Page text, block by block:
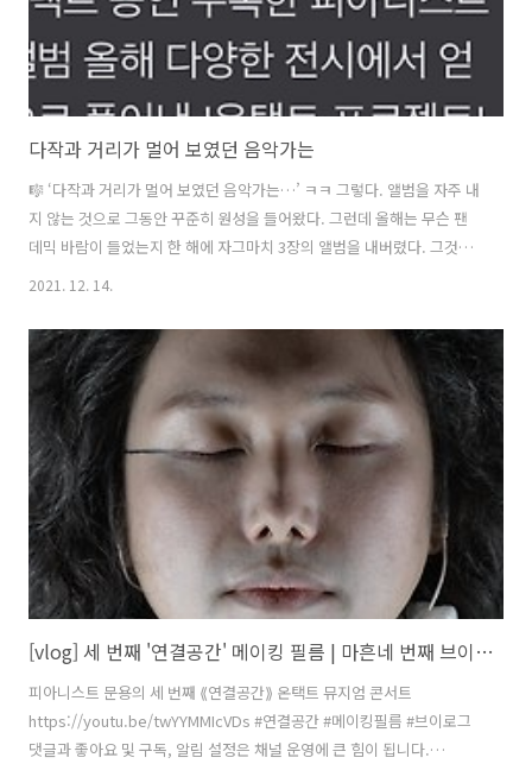
다작과 거리가 멀어 보였던 음악가는
🎼 ‘다작과 거리가 멀어 보였던 음악가는…’ ㅋㅋ 그렇다. 앨범을 자주 내
지 않는 것으로 그동안 꾸준히 원성을 들어왔다. 그런데 올해는 무슨 팬
데믹 바람이 들었는지 한 해에 자그마치 3장의 앨범을 내버렸다. 그것도
신곡 17곡 포함, 모두 라이브로 28곡을 말이다.
Center Live⟫ www.youtube.com https://bit.ly/3Il7TdP 문용 ⟪연결
공간: 험하고 먼 길도 함께하면 괜찮아 - SeMA Live⟫
www.youtube.com https://bit.ly/3pprHDH 문용 ⟪연결공간: SeMA
Live SF2021⟫ 서울시립미술관 라이브 앨범 www.youtube.com 의도
한 건 아..
2021. 12. 14.
[vlog] 세 번째 '연결공간' 메이킹 필름 | 마흔네 번째 브이로그 | 온라인미디어 예술활동 지원사업 아트 체인지업 Art Change UP
피아니스트 문용의 세 번째 ⟪연결공간⟫ 온택트 뮤지엄 콘서트
https://youtu.be/twYYMMIcVDs #연결공간 #메이킹필름 #브이로그
댓글과 좋아요 및 구독, 알림 설정은 채널 운영에 큰 힘이 됩니다.